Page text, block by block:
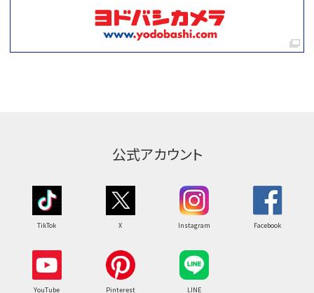
公式アカウント
TikTok X Instagram Facebook
YouTube Pinterest LINE